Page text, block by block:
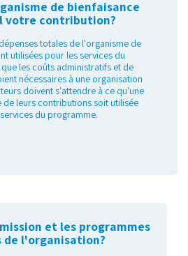
de bienfaisance
votre contribution?
totales de l'organisme de
utilisées pour les services du
les coûts administratifs et de
nécessaires à une organisation
doivent s'attendre à ce qu'une
leurs contributions soit utilisée
du programme.
et les programmes
de l'organisation?